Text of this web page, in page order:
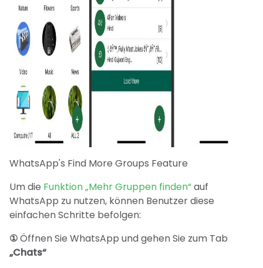
WhatsApp's Find More Groups Feature
Um die Funktion „Mehr Gruppen finden“auf
WhatsApp zu nutzen, können Benutzer diese
einfachen Schritte befolgen:
①Öffnen Sie WhatsApp und gehen Sie zum Tab
„Chats“